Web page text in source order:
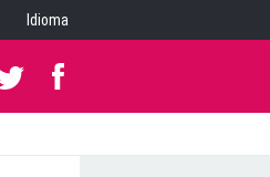
Idioma